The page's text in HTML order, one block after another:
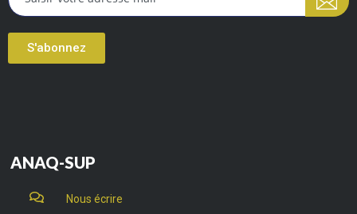
S'abonnez
ANAQ-SUP
Nous écrire